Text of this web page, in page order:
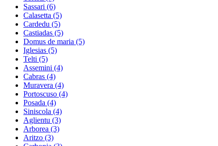
Sassari (6)
Calasetta (5)
Cardedu (5)
Castiadas (5)
Domus de maria (5)
Iglesias (5)
Telti (5)
Assemini (4)
Cabras (4)
Muravera (4)
Portoscuso (4)
Posada (4)
Siniscola (4)
Aglientu (3)
Arborea (3)
Aritzo (3)